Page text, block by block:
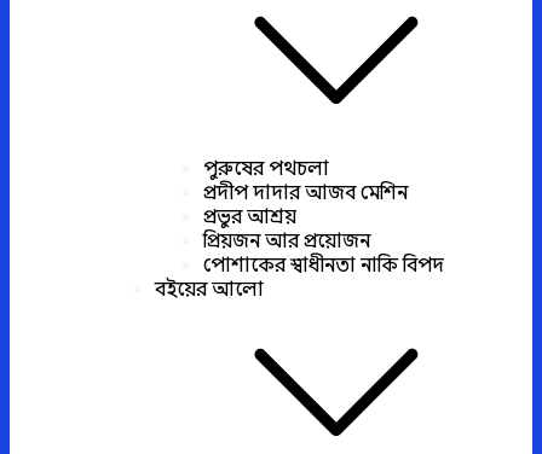
পুরুষের পথচলা
প্রদীপ দাদার আজব মেশিন
প্রভুর আশ্রয়
প্রিয়জন আর প্রয়োজন
পোশাকের স্বাধীনতা নাকি বিপদ
বইয়ের আলো